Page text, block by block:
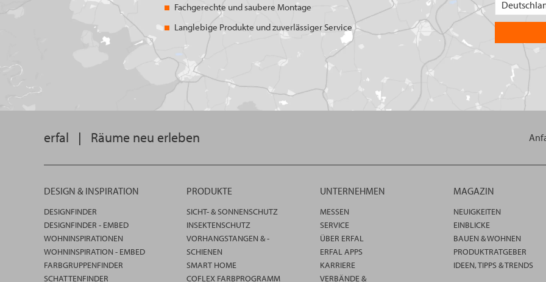
Fachgerechte und saubere Montage
Langlebige Produkte und zuverlässiger Service
erfal | Räume neu erleben
DESIGN & INSPIRATION
DESIGNFINDER
DESIGNFINDER - EMBED
WOHNINSPIRATIONEN
WOHNINSPIRATION - EMBED
FARBGRUPPENFINDER
SCHATTENFINDER
PRODUKTE
SICHT- & SONNENSCHUTZ
INSEKTENSCHUTZ
VORHANGSTANGEN & -
SCHIENEN
SMART HOME
COFLEX FARBPROGRAMM
UNTERNEHMEN
MESSEN
SERVICE
ÜBER ERFAL
ERFAL APPS
KARRIERE
VERBÄNDE &
MAGAZIN
NEUIGKEITEN
EINBLICKE
BAUEN & WOHNEN
PRODUKTRATGEBER
IDEEN, TIPPS & TRENDS